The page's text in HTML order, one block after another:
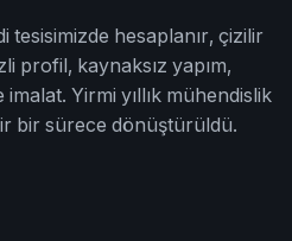
tesisimizde hesaplanır, çizilir
profil, kaynaksız yapım,
Yirmi yıllık mühendislik
bir sürece dönüştürüldü.